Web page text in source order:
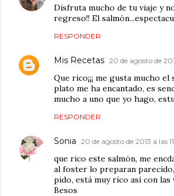
Disfruta mucho de tu viaje y
regreso!! El
RESPONDER
Mis Recetas 20 de agosto de
Que rico¡¡¡ me gusta mucho
plato me ha encantado, es
mucho a uno que yo hago,
RESPONDER
Sonia 20 de agosto de 2013 a las
que rico este salmón, me
al foster lo preparan
pido, está muy rico así con las
Besos